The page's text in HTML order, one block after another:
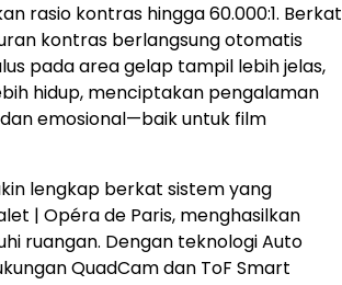
rasio kontras hingga 60.000:1. Berkat
kontras berlangsung otomatis
pada area gelap tampil lebih jelas,
hidup, menciptakan pengalaman
emosional—baik untuk film
lengkap berkat sistem yang
| Opéra de Paris, menghasilkan
ruangan. Dengan teknologi Auto
QuadCam dan ToF Smart